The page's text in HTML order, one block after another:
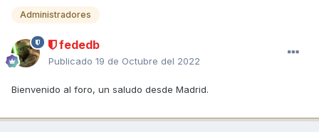
Administradores
fededb
Publicado 19 de Octubre del 2022
Bienvenido al foro, un saludo desde Madrid.